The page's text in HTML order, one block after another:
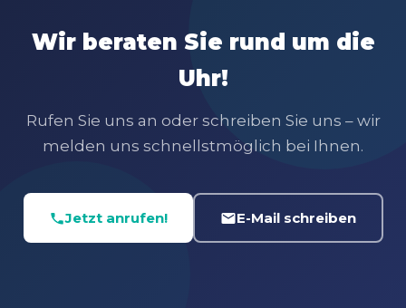
Wir beraten Sie rund um die
Uhr!
Rufen Sie uns an oder schreiben Sie uns – wir
melden uns schnellstmöglich bei Ihnen.
Jetzt anrufen! E-Mail schreiben